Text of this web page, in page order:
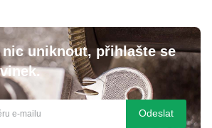
nic uniknout, přihlašte se
Odeslat